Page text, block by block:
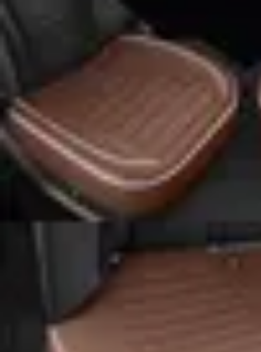
TutorialesListicles